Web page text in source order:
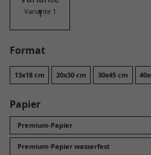
Variante 1
Format
13x18 cm 20x30 cm 30x45 cm
Papier
Premium-Papier
Premium-Papier wasserfest